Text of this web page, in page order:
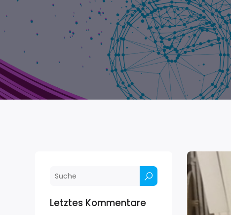
Letztes Kommentare